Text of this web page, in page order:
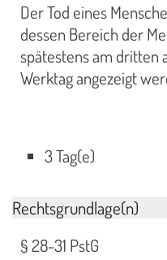
Der Tod eines
dessen Bereich der
spätestens am dritten
Werktag angezeigt
3 Tag(e)
Rechtsgrundlage(n)
§ 28-31 PstG